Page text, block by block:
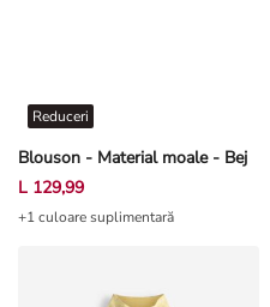
Blouson - Material moale - Bej
Reduceri
L 129,99
+1 culoare suplimentară